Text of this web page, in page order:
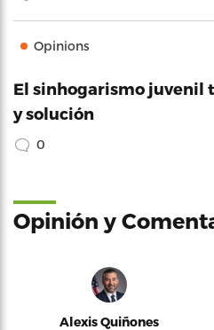
Opinions
El sinhogarismo juvenil
y solución
0
Opinión y
Alexis Quiñones